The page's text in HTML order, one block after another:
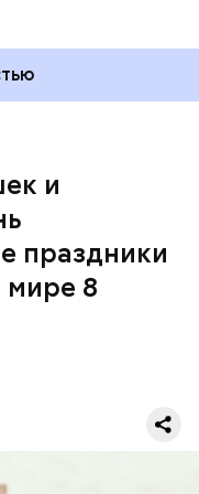
и
праздники
мире 8